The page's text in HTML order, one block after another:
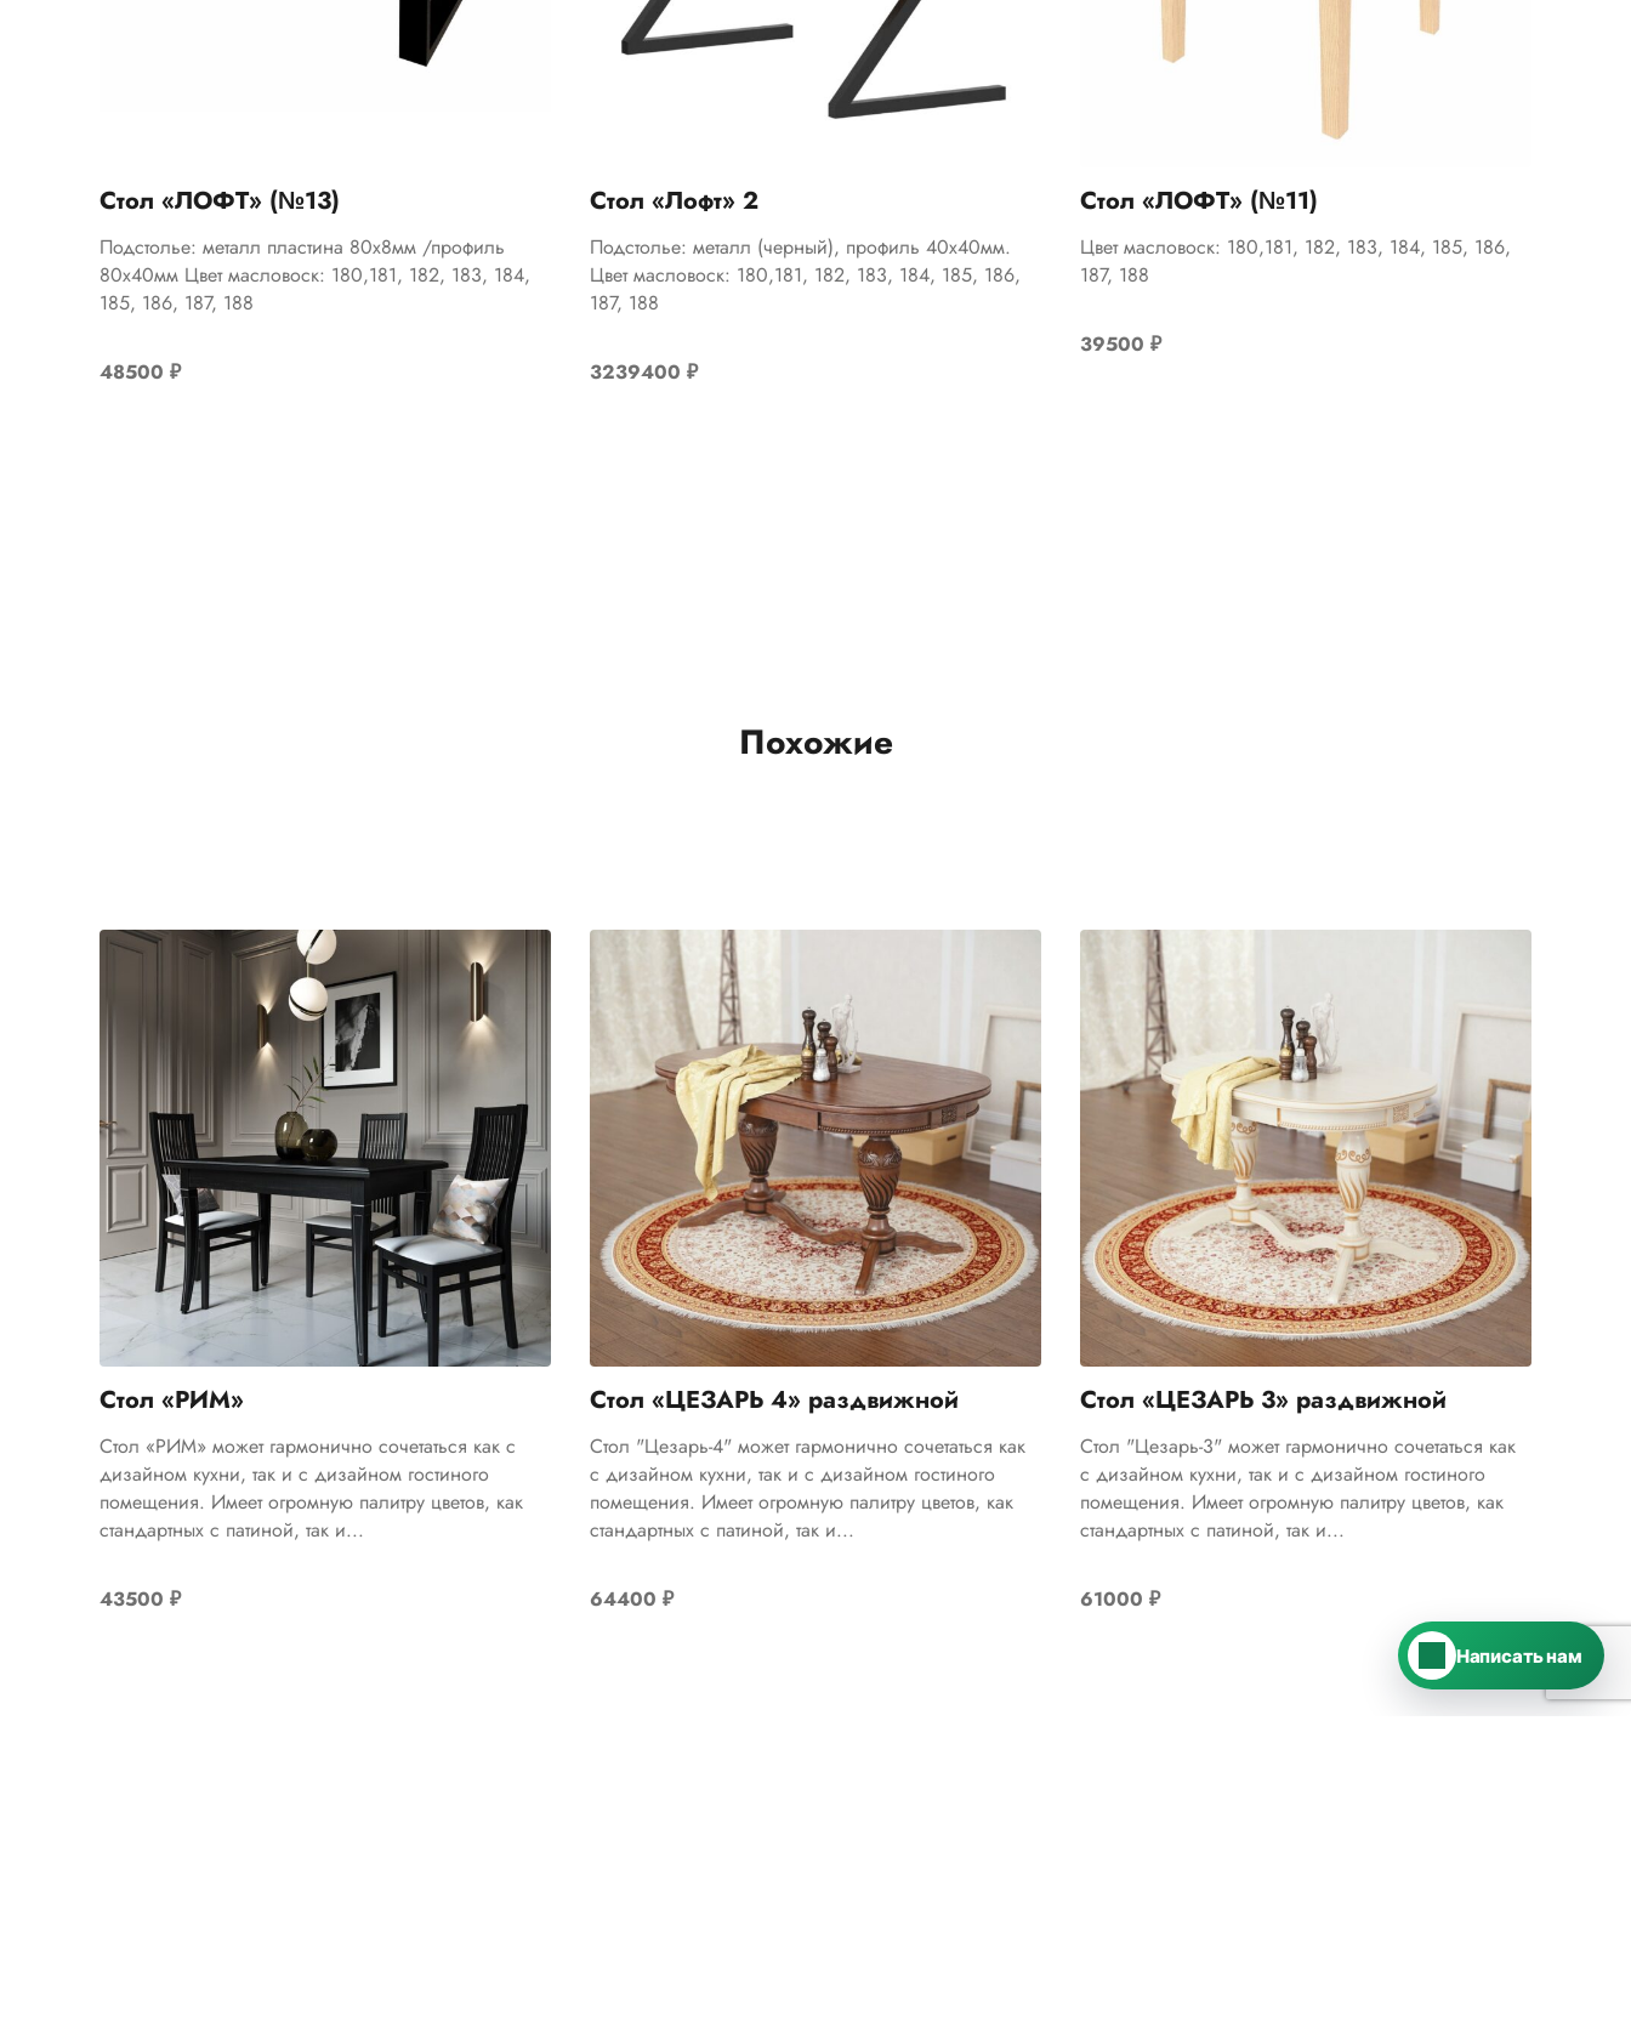
Стол «ЛОФТ» (№13)
Подстолье: металл пластина 80х8мм /профиль
80х40мм Цвет масловоск: 180,181, 182, 183, 184,
185, 186, 187, 188
48500₽
Стол «Лофт» 2
Подстолье: металл (черный), профиль 40х40мм.
Цвет масловоск: 180,181, 182, 183, 184, 185, 186,
187, 188
3239400₽
Стол «ЛОФТ» (№11)
Цвет масловоск: 180,181, 182, 183, 184, 185, 186,
187, 188
39500 ₽
Похожие
Стол «РИМ»
Стол «РИМ» может гармонично сочетаться как с
дизайном кухни, так и с дизайном гостиного
помещения. Имеет огромную палитру цветов, как
стандартных с патиной, так и...
43500₽
Стол «ЦЕЗАРЬ 4» раздвижной
Стол "Цезарь-4" может гармонично сочетаться как
с дизайном кухни, так и с дизайном гостиного
помещения. Имеет огромную палитру цветов, как
стандартных с патиной, так и...
64400₽
Стол «ЦЕЗАРЬ 3» раздвижной
Стол "Цезарь-3" может гармонично сочетаться как
с дизайном кухни, так и с дизайном гостиного
помещения. Имеет огромную палитру цветов, как
стандартных с патиной, так и...
61000 ₽
Telegram
Ответим в Telegram
Ответим в MAX
Написать нам